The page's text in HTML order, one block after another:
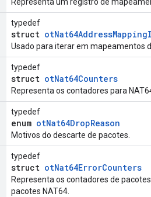
typedef
struct
Usado para iterar em mapeamentos
typedef
struct otNat64Counters
Representa os contadores para
typedef
enum otNat64DropReason
Motivos do descarte de pacotes.
typedef
struct otNat64ErrorCounters
Representa os contadores de
pacotes NAT64.